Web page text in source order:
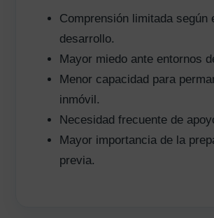
Comprensión limitada según
desarrollo.
Mayor miedo ante entornos
Menor capacidad para
inmóvil.
Necesidad frecuente de
Mayor importancia de la
previa.